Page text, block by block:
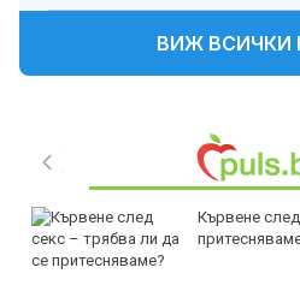
ВИЖ ВСИЧКИ
Кървене